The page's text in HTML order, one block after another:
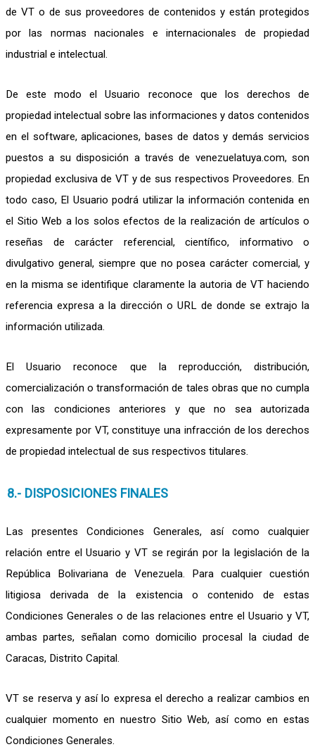
de VT o de sus proveedores de contenidos y están protegidos
por las normas nacionales e internacionales de propiedad
industrial e intelectual.
De este modo el Usuario reconoce que los derechos de
propiedad intelectual sobre las informaciones y datos contenidos
en el software, aplicaciones, bases de datos y demás servicios
puestos a su disposición a través de venezuelatuya.com, son
propiedad exclusiva de VT y de sus respectivos Proveedores. En
todo caso, El Usuario podrá utilizar la información contenida en
el Sitio Web a los solos efectos de la realización de artículos o
reseñas de carácter referencial, científico, informativo o
divulgativo general, siempre que no posea carácter comercial, y
en la misma se identifique claramente la autoria de VT haciendo
referencia expresa a la dirección o URL de donde se extrajo la
información utilizada.
El Usuario reconoce que la reproducción, distribución,
comercialización o transformación de tales obras que no cumpla
con las condiciones anteriores y que no sea autorizada
expresamente por VT, constituye una infracción de los derechos
de propiedad intelectual de sus respectivos titulares.
8.- DISPOSICIONES FINALES
Las presentes Condiciones Generales, así como cualquier
relación entre el Usuario y VT se regirán por la legislación de la
República Bolivariana de Venezuela. Para cualquier cuestión
litigiosa derivada de la existencia o contenido de estas
Condiciones Generales o de las relaciones entre el Usuario y VT,
ambas partes, señalan como domicilio procesal la ciudad de
Caracas, Distrito Capital.
VT se reserva y así lo expresa el derecho a realizar cambios en
cualquier momento en nuestro Sitio Web, así como en estas
Condiciones Generales.